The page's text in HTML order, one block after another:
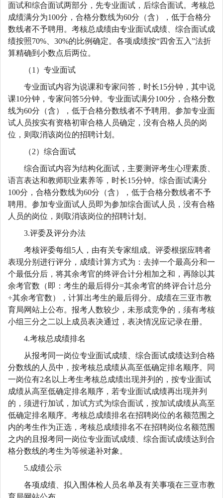
面试和综合面试两部分，先专业面试，后综合面试。考核总
成绩满分为100分，合格分数线为60分（含），低于合格分
数线者不予聘用。考核总成绩由专业面试成绩、综合面试成
绩按照70%、30%的比例确定。各项成绩按“四舍五入”法折
算精确到小数点后两位。
（1）专业面试
专业面试内容为说课和专家问答，时长15分钟，其中说
课10分钟，专家问答5分钟。专业面试满分100分，合格分数
线为60分（含），低于合格分数线者不予聘用。参加专业面
试人员按实有资格初审合格人员确定，没有合格人员的岗
位，则取消该岗位的招聘计划。
（2）综合面试
综合面试内容为结构化面试，主要测评考生心理素质、
语言表达和教师职业素养等，时长15分钟。综合面试满分
100分，合格分数线为60分（含），低于合格分数线者不予
聘用。参加专业面试人员即为参加综合面试人员，没有合格
人员的岗位，则取消该岗位的招聘计划。
3.评委及评分办法
考核评委每组5人，由有关专家组成。评委根据应聘者
表现分别进行评分，成绩计算方式为：去掉一个最高分和一
个最低分后，将其余考官的终评合计分相加之和，再除以其
余考官数（即：考生的最后得分=其余考官的终评合计总分
÷其余考官数），计算出考生的最后得分。成绩在三亚市教
育局网站上公布。报考人数较少，未形成竞争的，须有考核
小组三分之二以上成员表决通过，表决情况应记录在册。
4.考核总成绩排名
从报考同一岗位专业面试成绩、综合面试成绩达到合格
分数线的人员中，按考核总成绩从高至低确定排名顺序。同
一岗位有2名以上考生考核总成绩出现并列的，按专业面试
成绩从高至低确定排名顺序，若专业面试成绩再出现并列
的，须进行加试，加试方式为综合面试，按加试成绩从高至
低确定排名顺序。考核总成绩排名在招聘岗位的名额范围之
内的考生作为正选，考核总成绩排名不在招聘岗位名额范围
之内的且报考同一岗位专业面试成绩、综合面试成绩达到合
格分数线的考生为等候递补对象。
5.成绩公示
各项成绩、拟入围体检人员名单及有关事项在三亚市教